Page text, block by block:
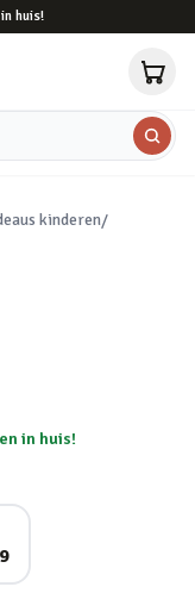
huis!
kinderen/
in huis!